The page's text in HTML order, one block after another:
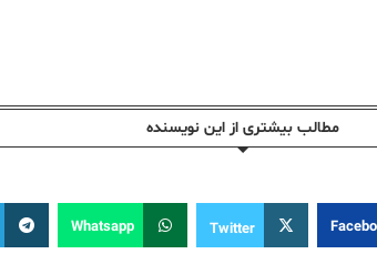
مطالب بیشتری از این نویسندە
Twitter
Whatsapp